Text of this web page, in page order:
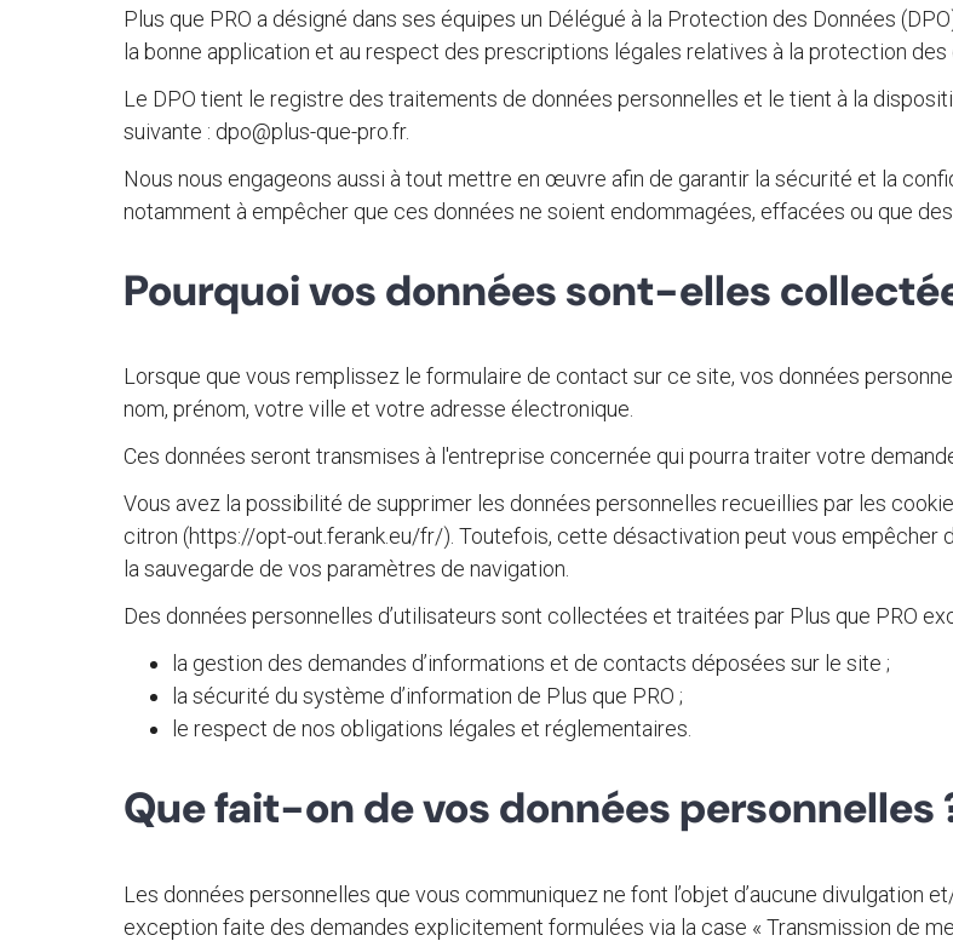
Plus que PRO a désigné dans ses équipes un Délégué à la Protection des Données
la bonne application et au respect des prescriptions légales relatives à la protection des
Le DPO tient le registre des traitements de données personnelles et le tient à la
suivante : dpo@plus-que-pro.fr.
Nous nous engageons aussi à tout mettre en œuvre afin de garantir la sécurité et la
notamment à empêcher que ces données ne soient endommagées, effacées ou que
Pourquoi vos données sont-elles
Lorsque que vous remplissez le formulaire de contact sur ce site, vos données
nom, prénom, votre ville et votre adresse électronique.
Ces données seront transmises à l'entreprise concernée qui pourra traiter votre
Vous avez la possibilité de supprimer les données personnelles recueillies par les
citron (https://opt-out.ferank.eu/fr/). Toutefois, cette désactivation peut vous empêcher
la sauvegarde de vos paramètres de navigation.
Des données personnelles d’utilisateurs sont collectées et traitées par Plus que PRO
la gestion des demandes d’informations et de contacts déposées sur le site ;
la sécurité du système d’information de Plus que PRO ;
le respect de nos obligations légales et réglementaires.
Que fait-on de vos données personnelles
Les données personnelles que vous communiquez ne font l’objet d’aucune divulgation
exception faite des demandes explicitement formulées via la case « Transmission de